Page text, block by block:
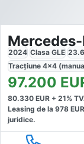
2024 Clasa GLE
Tracțiune 4x4
97.200
80.330 EUR + 21%
Leasing de la 978
juridice.